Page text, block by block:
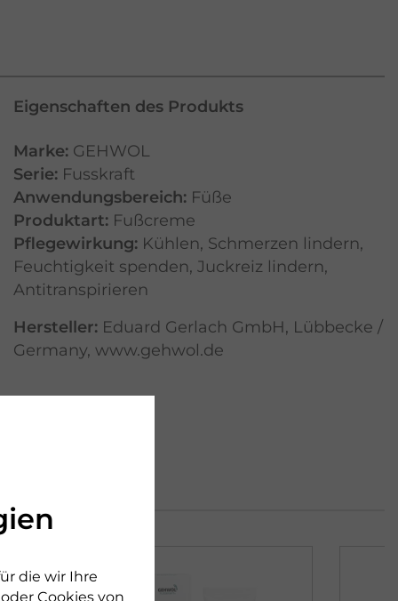
die wir Ihre
Cookies von
Eigenschaften des Produkts
Marke: GEHWOL
Serie: Fusskraft
Anwendungsbereich: Füße
Produktart: Fußcreme
Pflegewirkung: Kühlen, Schmerzen lindern,
Feuchtigkeit spenden, Juckreiz lindern,
Antitranspirieren
Hersteller: Eduard Gerlach GmbH, Lübbecke /
Germany, www.gehwol.de